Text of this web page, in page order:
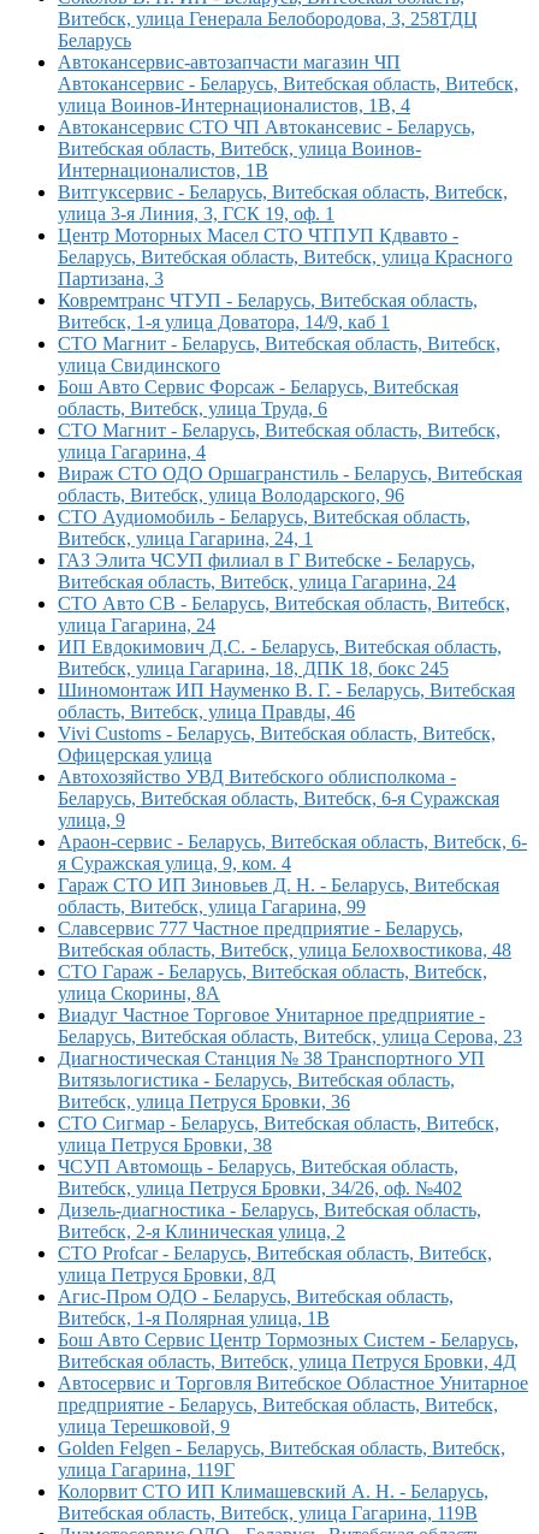
Витебск, улица Генерала Белобородова, 3, 258ТДЦ
Беларусь
Автокансервис-автозапчасти магазин ЧП
Автокансервис - Беларусь, Витебская область, Витебск,
улица Воинов-Интернационалистов, 1В, 4
Автокансервис СТО ЧП Автокансевис - Беларусь,
Витебская область, Витебск, улица Воинов-
Интернационалистов, 1В
Витгуксервис - Беларусь, Витебская область, Витебск,
улица 3-я Линия, 3, ГСК 19, оф. 1
Центр Моторных Масел СТО ЧТПУП Кдвавто -
Беларусь, Витебская область, Витебск, улица Красного
Партизана, 3
Ковремтранс ЧТУП - Беларусь, Витебская область,
Витебск, 1-я улица Доватора, 14/9, каб 1
СТО Магнит - Беларусь, Витебская область, Витебск,
улица Свидинского
Бош Авто Сервис Форсаж - Беларусь, Витебская
область, Витебск, улица Труда, 6
СТО Магнит - Беларусь, Витебская область, Витебск,
улица Гагарина, 4
Вираж СТО ОДО Оршагранстиль - Беларусь, Витебская
область, Витебск, улица Володарского, 96
СТО Аудиомобиль - Беларусь, Витебская область,
Витебск, улица Гагарина, 24, 1
ГАЗ Элита ЧСУП филиал в Г Витебске - Беларусь,
Витебская область, Витебск, улица Гагарина, 24
СТО Авто СВ - Беларусь, Витебская область, Витебск,
улица Гагарина, 24
ИП Евдокимович Д.С. - Беларусь, Витебская область,
Витебск, улица Гагарина, 18, ДПК 18, бокс 245
Шиномонтаж ИП Науменко В. Г. - Беларусь, Витебская
область, Витебск, улица Правды, 46
Vivi Customs - Беларусь, Витебская область, Витебск,
Офицерская улица
Автохозяйство УВД Витебского облисполкома -
Беларусь, Витебская область, Витебск, 6-я Суражская
улица, 9
Араон-сервис - Беларусь, Витебская область, Витебск, 6-
я Суражская улица, 9, ком. 4
Гараж СТО ИП Зиновьев Д. Н. - Беларусь, Витебская
область, Витебск, улица Гагарина, 99
Славсервис 777 Частное предприятие - Беларусь,
Витебская область, Витебск, улица Белохвостикова, 48
СТО Гараж - Беларусь, Витебская область, Витебск,
улица Скорины, 8А
Виадуг Частное Торговое Унитарное предприятие -
Беларусь, Витебская область, Витебск, улица Серова, 23
Диагностическая Станция № 38 Транспортного УП
Витязьлогистика - Беларусь, Витебская область,
Витебск, улица Петруся Бровки, 36
СТО Сигмар - Беларусь, Витебская область, Витебск,
улица Петруся Бровки, 38
ЧСУП Автомощь - Беларусь, Витебская область,
Витебск, улица Петруся Бровки, 34/26, оф. №402
Дизель-диагностика - Беларусь, Витебская область,
Витебск, 2-я Клиническая улица, 2
СТО Profcar - Беларусь, Витебская область, Витебск,
улица Петруся Бровки, 8Д
Агис-Пром ОДО - Беларусь, Витебская область,
Витебск, 1-я Полярная улица, 1В
Бош Авто Сервис Центр Тормозных Систем - Беларусь,
Витебская область, Витебск, улица Петруся Бровки, 4Д
Автосервис и Торговля Витебское Областное Унитарное
предприятие - Беларусь, Витебская область, Витебск,
улица Терешковой, 9
Golden Felgen - Беларусь, Витебская область, Витебск,
улица Гагарина, 119Г
Колорвит СТО ИП Климашевский А. Н. - Беларусь,
Витебская область, Витебск, улица Гагарина, 119В